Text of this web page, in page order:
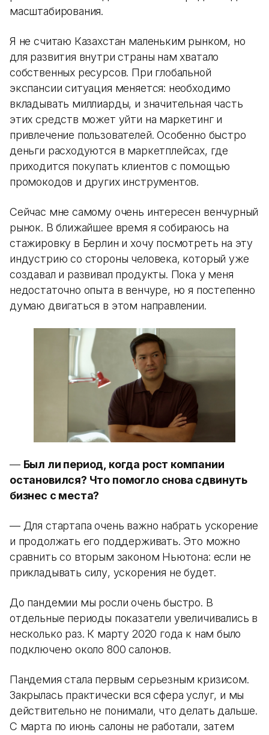
масштабирования.
Я не считаю Казахстан маленьким рынком, но
для развития внутри страны нам хватало
собственных ресурсов. При глобальной
экспансии ситуация меняется: необходимо
вкладывать миллиарды, и значительная часть
этих средств может уйти на маркетинг и
привлечение пользователей. Особенно быстро
деньги расходуются в маркетплейсах, где
приходится покупать клиентов с помощью
промокодов и других инструментов.
Сейчас мне самому очень интересен венчурный
рынок. В ближайшее время я собираюсь на
стажировку в Берлин и хочу посмотреть на эту
индустрию со стороны человека, который уже
создавал и развивал продукты. Пока у меня
недостаточно опыта в венчуре, но я постепенно
думаю двигаться в этом направлении.
— Был ли период, когда рост компании
остановился? Что помогло снова сдвинуть
бизнес с места?
— Для стартапа очень важно набрать ускорение
и продолжать его поддерживать. Это можно
сравнить со вторым законом Ньютона: если не
прикладывать силу, ускорения не будет.
До пандемии мы росли очень быстро. В
отдельные периоды показатели увеличивались в
несколько раз. К марту 2020 года к нам было
подключено около 800 салонов.
Пандемия стала первым серьезным кризисом.
Закрылась практически вся сфера услуг, и мы
действительно не понимали, что делать дальше.
С марта по июнь салоны не работали, затем